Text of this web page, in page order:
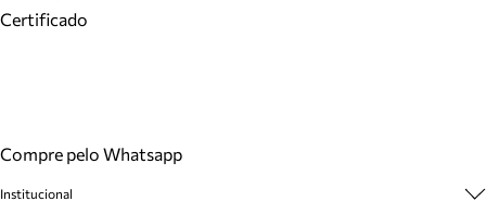
Certificado
Compre pelo Whatsapp
Institucional